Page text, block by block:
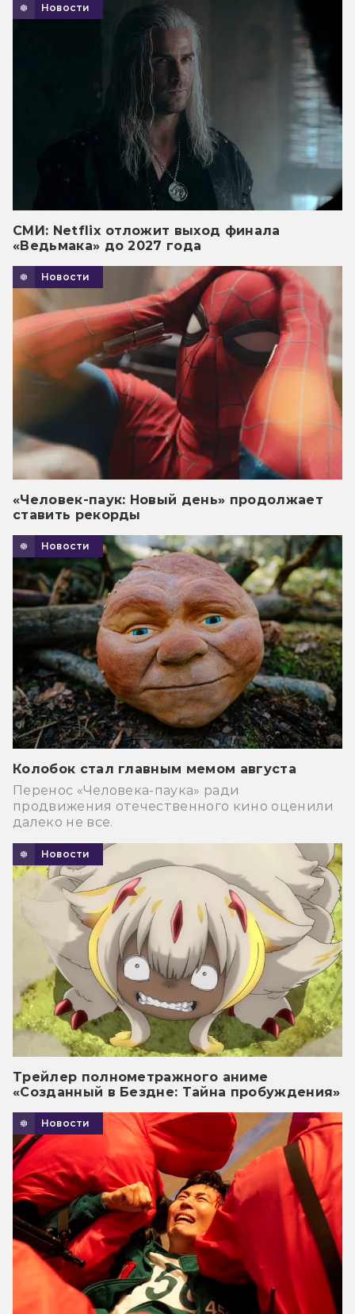
Новости
СМИ: Netflix отложит выход финала
«Ведьмака» до 2027 года
Новости
«Человек-паук: Новый день» продолжает
ставить рекорды
Новости
Колобок стал главным мемом августа
Перенос «Человека-паука» ради
продвижения отечественного кино оценили
далеко не все.
Новости
Трейлер полнометражного аниме
«Созданный в Бездне: Тайна пробуждения»
Новости